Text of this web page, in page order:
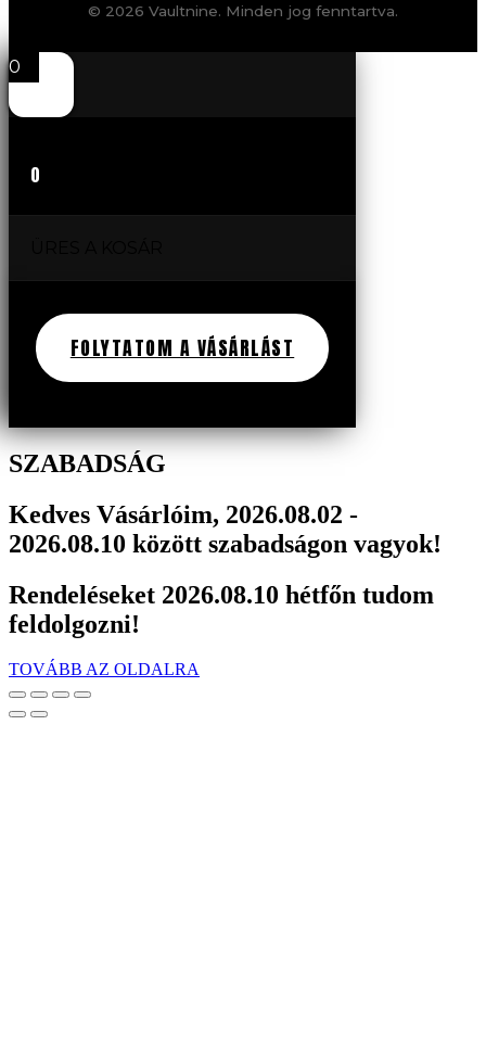
© 2026 Vaultnine. Minden jog fenntartva.
0
0
FOLYTATOM A VÁSÁRLÁST
SZABADSÁG
Kedves Vásárlóim, 2026.08.02 -
2026.08.10 között szabadságon vagyok!
Rendeléseket 2026.08.10 hétfőn tudom
feldolgozni!
TOVÁBB AZ OLDALRA